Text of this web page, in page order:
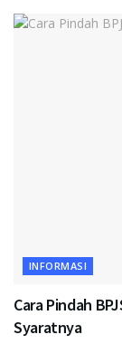
INFORMASI
Cara Pindah
Syaratnya